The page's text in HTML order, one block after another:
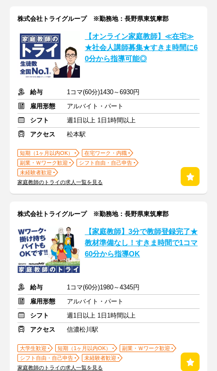
株式会社トライグループ ※勤務地：長野県東筑摩郡
【オンライン家庭教師】≪在宅≫
★社会人講師募集★すきま時間に6
0分から指導可能◎
給与
1コマ(60分)1430～6930円
雇用形態
アルバイト・パート
シフト
週1日以上 1日1時間以上
アクセス
松本駅
短期（1ヶ月以内OK）
在宅ワーク・内職
副業・Ｗワーク歓迎
シフト自由・自己申告
未経験者歓迎
家庭教師のトライの求人一覧を見る
株式会社トライグループ ※勤務地：長野県東筑摩郡
【家庭教師】3分で教師登録完了★
教材準備なし！すきま時間で1コマ
60分から指導OK
給与
1コマ(60分)1980～4345円
雇用形態
アルバイト・パート
シフト
週1日以上 1日1時間以上
アクセス
信濃松川駅
大学生歓迎 短期（1ヶ月以内OK）
副業・Ｗワーク歓迎
シフト自由・自己申告
未経験者歓迎
家庭教師のトライの求人一覧を見る